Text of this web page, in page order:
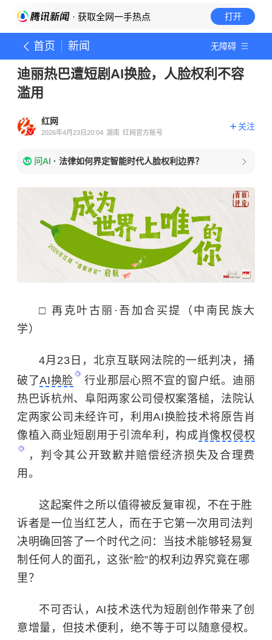
· 获取全网一手热点 打开
首页 新闻 无障碍
迪丽热巴遭短剧AI换脸，人脸权利不容
滥用
红网
2026年4月23日20:04 湖南 红网官方账号
关注
问AI · 法律如何界定智能时代人脸权利边界？
□ 再克叶古丽·吾加合买提（中南民族大
学）
4月23日，北京互联网法院的一纸判决，捅
破了AI换脸
行业那层心照不宣的窗户纸。迪丽
热巴诉杭州、阜阳两家公司侵权案落槌，法院认
定两家公司未经许可，利用AI换脸技术将原告肖
像植入商业短剧用于引流牟利，构成 肖像权侵权
，判令其公开致歉并赔偿经济损失及合理费
用。
这起案件之所以值得被反复审视，不在于胜
诉者是一位当红艺人，而在于它第一次用司法判
决明确回答了一个时代之问：当技术能够轻易复
制任何人的面孔，这张“脸”的权利边界究竟在哪
里？
不可否认，AI技术迭代为短剧创作带来了创
意增量，但技术便利，绝不等于可以随意侵权。